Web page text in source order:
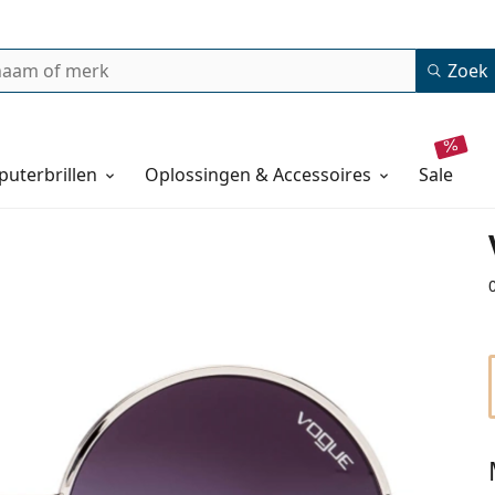
Zoek
Oplossingen & Accessoires sale